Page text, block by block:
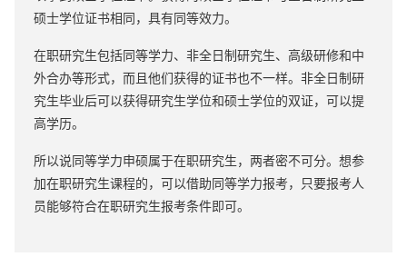
硕士学位证书相同，具有同等效力。
在职研究生包括同等学力、非全日制研究生、高级研修和中
外合办等形式，而且他们获得的证书也不一样。非全日制研
究生毕业后可以获得研究生学位和硕士学位的双证，可以提
高学历。
所以说同等学力申硕属于在职研究生，两者密不可分。想参
加在职研究生课程的，可以借助同等学力报考，只要报考人
员能够符合在职研究生报考条件即可。